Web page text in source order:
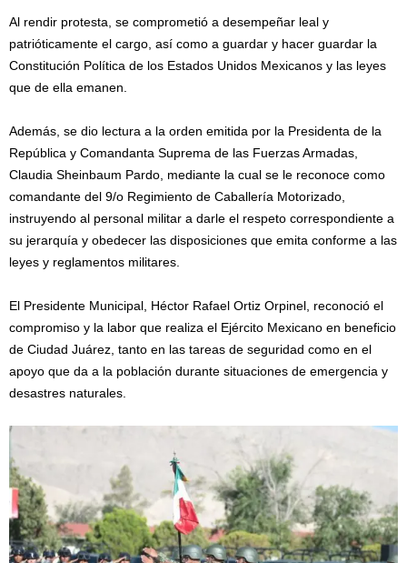
Al rendir protesta, se comprometió a desempeñar leal y
patrióticamente el cargo, así como a guardar y hacer guardar la
Constitución Política de los Estados Unidos Mexicanos y las leyes
que de ella emanen.
Además, se dio lectura a la orden emitida por la Presidenta de la
República y Comandanta Suprema de las Fuerzas Armadas,
Claudia Sheinbaum Pardo, mediante la cual se le reconoce como
comandante del 9/o Regimiento de Caballería Motorizado,
instruyendo al personal militar a darle el respeto correspondiente a
su jerarquía y obedecer las disposiciones que emita conforme a las
leyes y reglamentos militares.
El Presidente Municipal, Héctor Rafael Ortiz Orpinel, reconoció el
compromiso y la labor que realiza el Ejército Mexicano en beneficio
de Ciudad Juárez, tanto en las tareas de seguridad como en el
apoyo que da a la población durante situaciones de emergencia y
desastres naturales.